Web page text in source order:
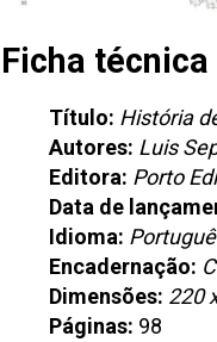
Ficha técnica
Título: História
Autores: Luis
Editora: Porto
Data de
Idioma:
Encadernação:
Dimensões: 220
Páginas: 98